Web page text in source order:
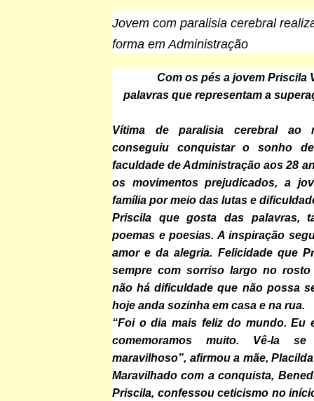
Jovem com paralisia cerebral
forma em Administração
Com os pés a jovem Priscila
palavras que representam a
Vítima de paralisia cerebral ao
conseguiu conquistar o sonho
faculdade de Administração aos 28
os movimentos prejudicados, a
família por meio das lutas e
Priscila que gosta das palavras,
poemas e poesias. A inspiração
amor e da alegria. Felicidade que
sempre com sorriso largo no rosto
não há dificuldade que não possa
hoje anda sozinha em casa e na rua.
“Foi o dia mais feliz do mundo. Eu
comemoramos muito. Vê-la
maravilhoso”, afirmou a mãe,
Maravilhado com a conquista,
Priscila, confessou ceticismo no